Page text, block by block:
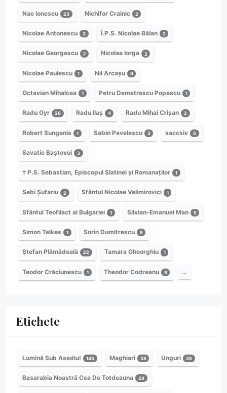
Nae Ionescu 23 Nichifor Crainic 2
Nicolae Antonescu 3 Î.P.S. Nicolae Bălan 2
Nicolae Georgescu 7 Nicolae Iorga 2
Nicolae Paulescu 1 Nil Arcașu 9
Octavian Mihalcea 1 Petru Demetrescu Popescu 1
Radu Gyr 26 Radu Ilaș 4 Radu Mihai Crișan 2
Robert Sungenis 1 Sabin Pavelescu 3 saccsiv 5
Savatie Baștovoi 3
† P.S. Sebastian, Episcopul Slatinei și Romanaților 1
Sebi Șufariu 2 Sfântul Nicolae Velimirovici 1
Sfântul Teofilact al Bulgariei 1 Silvian-Emanuel Man 5
Simon Telkes 1 Sorin Dumitrescu 5
Ștefan Plămădeală 22 Tamara Gheorghiu 1
Teodor Crăciunescu 1 Theodor Codreanu 9 …
Etichete
Lumină Sub Asediu! 145 Maghiari 38 Unguri 35
Basarabia Noastră Cea De Totdeauna 28